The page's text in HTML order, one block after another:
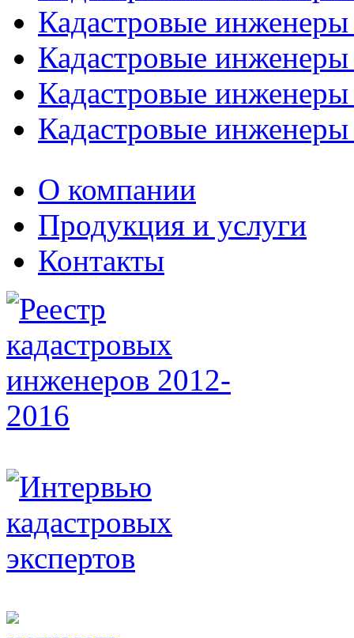
Кадастровые
Кадастровые
Кадастровые
Кадастровые
О компании
Продукция и услуги
Контакты